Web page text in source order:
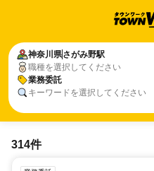
神奈川県さがみ野駅
職種を選択してください
業務委託
キーワードを選択してください
314件